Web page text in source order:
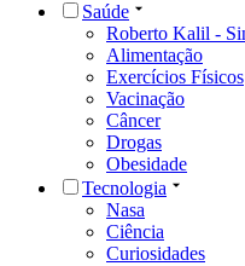
Saúde
Roberto Kalil -
Alimentação
Exercícios Físicos
Vacinação
Câncer
Drogas
Obesidade
Tecnologia
Nasa
Ciência
Curiosidades